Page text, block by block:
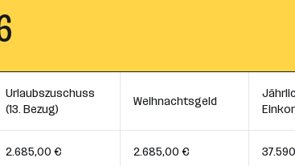
Urlaubszuschuss
(13. Bezug)
Weihnachtsgeld
2.685,00 € 2.685,00 €